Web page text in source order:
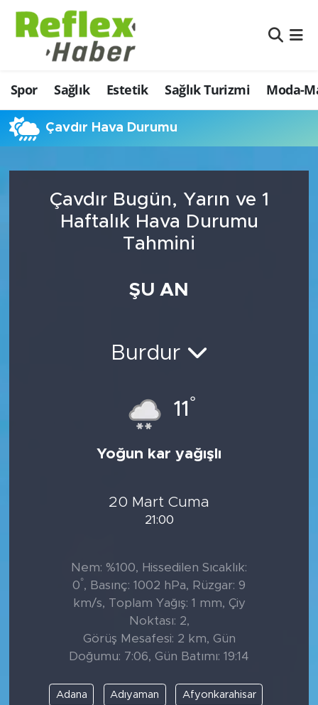
Spor Sağlık Estetik Sağlık Turizmi Moda-
Çavdır Hava Durumu
Çavdır Bugün, Yarın ve 1
Haftalık Hava Durumu
Tahmini
ŞU AN
Burdur
11 °
Yoğun kar yağışlı
20 Mart Cuma
21:00
Nem: %100, Hissedilen Sıcaklık:
0°, Basınç: 1002 hPa, Rüzgar: 9
km/s, Toplam Yağış: 1 mm, Çiy
Noktası: 2,
Görüş Mesafesi: 2 km, Gün
Doğumu: 7:06, Gün Batımı: 19:14
Adana Adıyaman Afyonkarahisar
Eğitim
Estetik
Firmalardan
İş ve Ekonomi
Moda-Magazin-Eğlence
Nöbetçi Eczaneler
Hava Durumu
Namaz Vakitleri
Şampiyonlar Ligi Puan Durumu ve Fikstür
Tüm Manşetler